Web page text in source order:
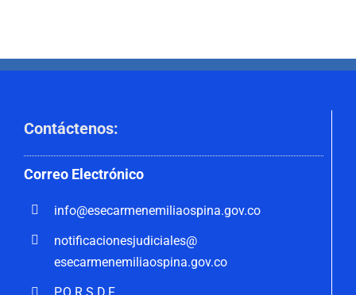
Contáctenos:
Correo Electrónico
info@esecarmenemiliaospina.gov.co
notificacionesjudiciales@
esecarmenemiliaospina.gov.co